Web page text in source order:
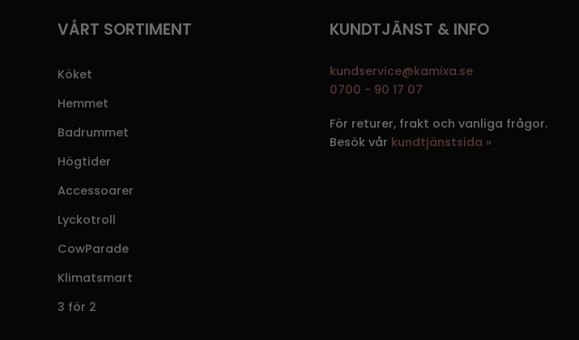
VÅRT SORTIMENT
Köket
Hemmet
Badrummet
Högtider
Accessoarer
Lyckotroll
CowParade
Klimatsmart
3 för 2
KUNDTJÄNST & INFO
kundservice@kamixa.se
0700 - 90 17 07
För returer, frakt och vanliga frågor.
Besök vår kundtjänstsida »